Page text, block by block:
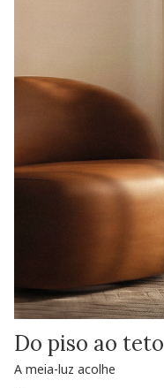
Do piso ao teto
A meia-luz acolhe